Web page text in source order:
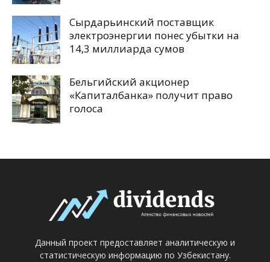
Сырдарьинский поставщик
электроэнергии понес убытки на
14,3 миллиарда сумов
Бельгийский акционер
«Капиталбанка» получит право
голоса
Данный проект предоставляет аналитическую и
статистическую информацию по Узбекистану.